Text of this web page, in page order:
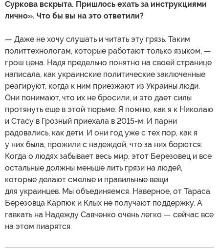
Суркова вскрыта. Пришлось ехать за инструкциями
лично». Что бы вы на это ответили?
— Даже не хочу слушать и читать эту грязь. Таким
политтехнологам, которые работают только языком, —
грош цена. Надя предельно понятно на своей странице
написала, как украинские политические заключенные
реагируют, когда к ним приезжают из Украины люди.
Они понимают, что их не бросили, и это дает силы
протянуть еще в этой тюрьме. Я помню, как я к Николаю
и Стасу в Грозный приехала в 2015-м. И парни
радовались, как дети. И они год уже с тех пор, как я
у них была, прожили с надеждой, что за них борются.
Когда о людях забывает весь мир, этот Березовец и все
остальные должны меньше лить грязи на людей,
которые делают смелые и правильные вещи
для украинцев. Мы объединяемся. Наверное, от Тараса
Березовца Карпюк и Клых не получают поддержку. А
гавкать на Надежду Савченко очень легко — сейчас все
на этом пиарятся.